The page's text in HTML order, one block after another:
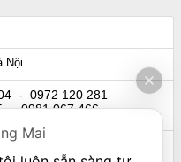
Nội
- 0972 120 281
- 0981 067 466
- 0911 441 066
Mai